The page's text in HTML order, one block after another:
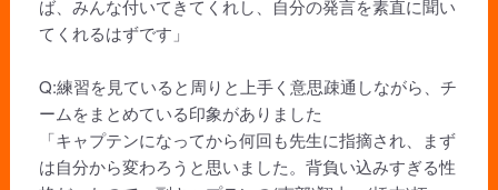
ば、みんな付いてきてくれし、自分の発言を素直に聞い
てくれるはずです」
Q:練習を見ていると周りと上手く意思疎通しながら、チ
ームをまとめている印象がありました
「キャプテンになってから何回も先生に指摘され、まず
は自分から変わろうと思いました。背負い込みすぎる性